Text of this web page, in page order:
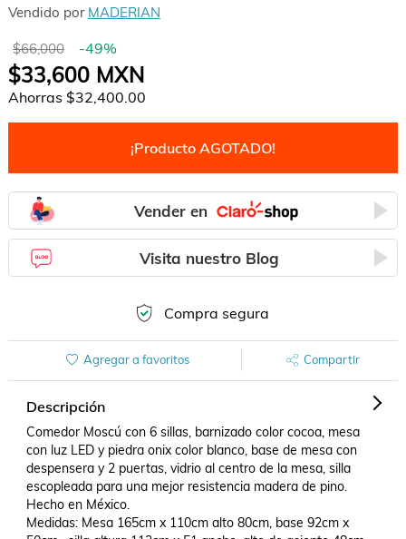
Vendido por MADERIAN
$66,000 -49%
$33,600MXN
Ahorras $32,400.00
¡Producto AGOTADO!
Vender en
Visita nuestro Blog
Compra segura
Agregar a favoritos Compartir
Descripción
Comedor Moscú con 6 sillas, barnizado color cocoa, mesa
con luz LED y piedra onix color blanco, base de mesa con
despensera y 2 puertas, vidrio al centro de la mesa, silla
escopleada para una mejor resistencia madera de pino.
Hecho en México.
Medidas: Mesa 165cm x 110cm alto 80cm, base 92cm x